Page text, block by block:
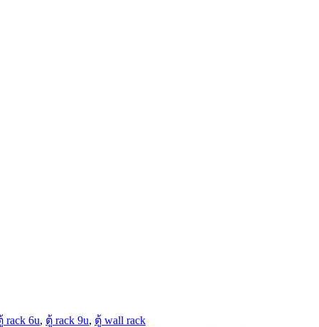
rack 6u, ตู้ rack 9u, ตู้ wall rack